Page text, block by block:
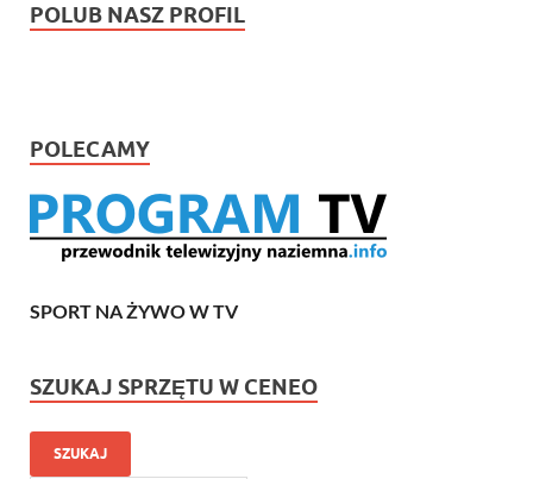
POLUB NASZ PROFIL
POLECAMY
SPORT NA ŻYWO W TV
SZUKAJ SPRZĘTU W CENEO
SZUKAJ